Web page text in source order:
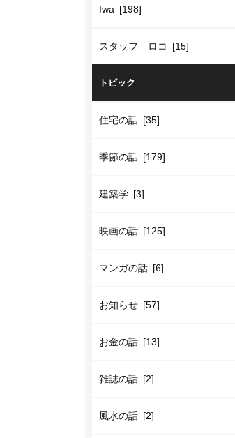
Iwa [198]
スタッフ ロコ [15]
トピック
住宅の話 [35]
季節の話 [179]
建築学 [3]
映画の話 [125]
マンガの話 [6]
お知らせ [57]
お金の話 [13]
雑誌の話 [2]
風水の話 [2]